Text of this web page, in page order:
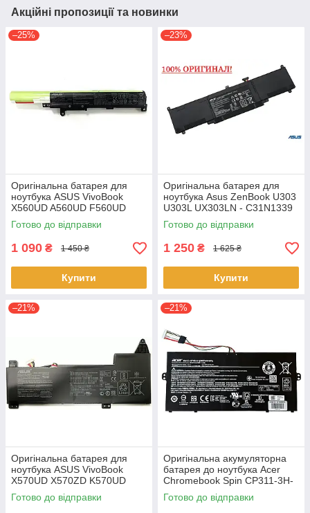
Акційні пропозиції та новинки
–25%
Оригінальна батарея для
ноутбука ASUS VivoBook
X560UD A560UD F560UD
K560UD R562UD - A31N1730
Готово до відправки
1 090 ₴ 1 450 ₴
Купити
–23%
Оригінальна батарея для
ноутбука Asus ZenBook U303
U303L UX303LN - C31N1339
(+11.31 V 50Wh) АКБ
Готово до відправки
1 250 ₴ 1 625 ₴
Купити
–21%
Оригінальна батарея для
ноутбука ASUS VivoBook
X570UD X570ZD K570UD
K570ZD R570UD R570ZD
F570UD - B31N1723
Готово до відправки
–21%
Оригінальна акумуляторна
батарея до ноутбука Acer
Chromebook Spin CP311-3H-
K2RJ CP311-2H-C679 CP513-
1HL CP513-1H - AP16L8J
Готово до відправки